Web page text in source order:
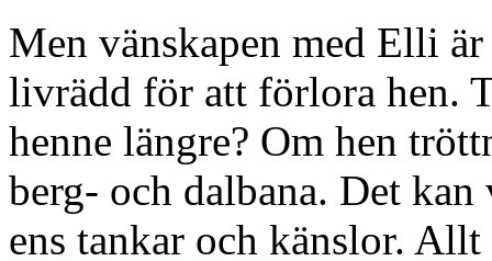
Men vänskapen med Elli
livrädd för att förlora hen.
henne längre? Om hen
berg- och dalbana. Det
ens tankar och känslor.